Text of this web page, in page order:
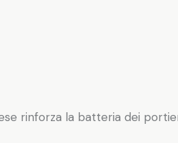
rinforza la batteria dei